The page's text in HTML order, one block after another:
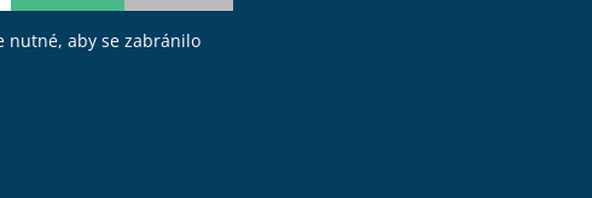
nutné, aby se zabránilo